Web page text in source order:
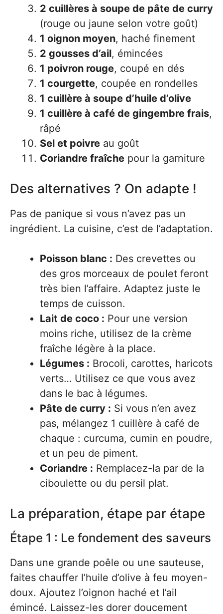
2 cuillères à soupe de pâte de curry
(rouge ou jaune selon votre goût)
1 oignon moyen, haché finement
2 gousses d’ail, émincées
1 poivron rouge, coupé en dés
1 courgette, coupée en rondelles
1 cuillère à soupe d’huile d’olive
1 cuillère à café de gingembre frais,
râpé
Sel et poivre au goût
Coriandre fraîche pour la garniture
Des alternatives ? On adapte !
Pas de panique si vous n’avez pas un
ingrédient. La cuisine, c’est de l’adaptation.
Poisson blanc : Des crevettes ou
des gros morceaux de poulet feront
très bien l’affaire. Adaptez juste le
temps de cuisson.
Lait de coco : Pour une version
moins riche, utilisez de la crème
fraîche légère à la place.
Légumes : Brocoli, carottes, haricots
verts… Utilisez ce que vous avez
dans le bac à légumes.
Pâte de curry : Si vous n’en avez
pas, mélangez 1 cuillère à café de
chaque : curcuma, cumin en poudre,
et un peu de piment.
Coriandre : Remplacez-la par de la
ciboulette ou du persil plat.
La préparation, étape par étape
Étape 1 : Le fondement des saveurs
Dans une grande poêle ou une sauteuse,
faites chauffer l’huile d’olive à feu moyen-
doux. Ajoutez l’oignon haché et l’ail
émincé. Laissez-les dorer doucement